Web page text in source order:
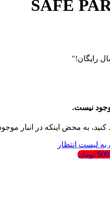
رایگان!"
نیست.
به محض اینکه در انبار
به لیست انتظار